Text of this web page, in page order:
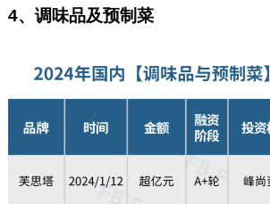
4、调味品及预制菜